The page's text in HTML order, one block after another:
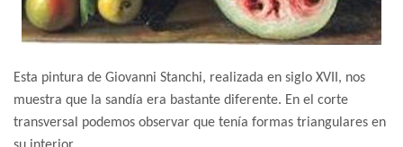
Esta pintura de Giovanni Stanchi, realizada en siglo XVII, nos
muestra que la sandía era bastante diferente. En el corte
transversal podemos observar que tenía formas triangulares en